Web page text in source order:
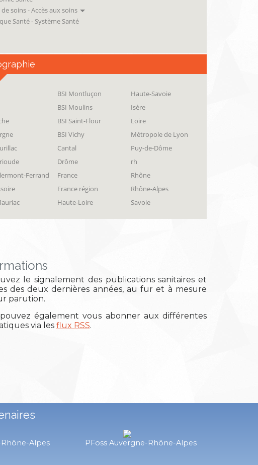
soins - Accès aux soins
Santé - Système Santé
Ferrand
BSI Montluçon
BSI Moulins
BSI Saint-Flour
BSI Vichy
Cantal
Drôme
France
France région
Haute-Loire
Haute-Savoie
Isère
Loire
Métropole de Lyon
Puy-de-Dôme
rh
Rhône
Rhône-Alpes
Savoie
le signalement des publications sanitaires et
des deux dernières années, au fur et à mesure
parution.
également vous abonner aux différentes
via les flux RSS.
Alpes PFoss Auvergne-Rhône-Alpes